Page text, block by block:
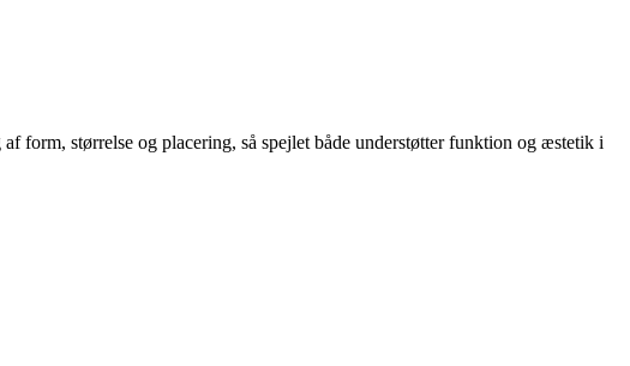
form, størrelse og placering, så spejlet både understøtter funktion og æstetik i